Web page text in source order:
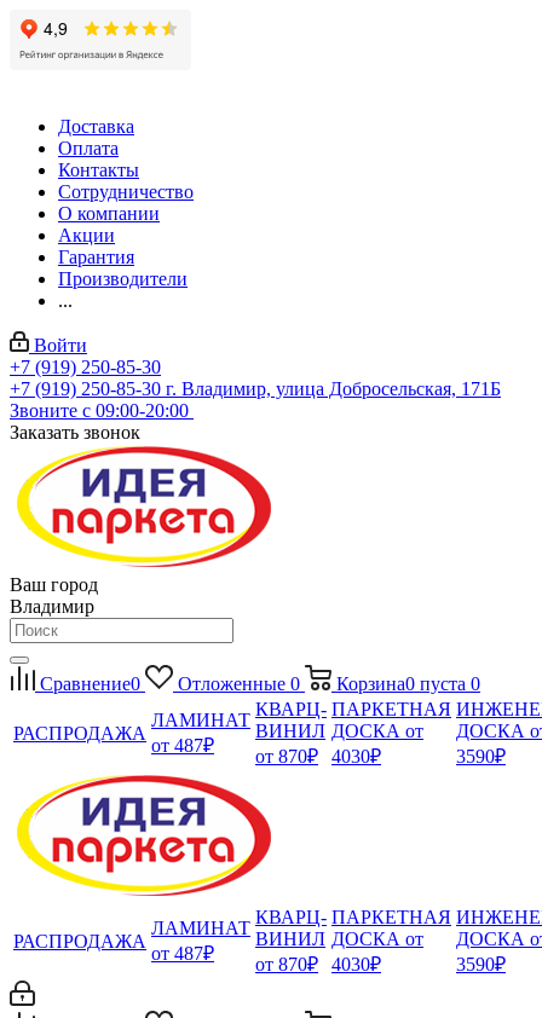
Доставка
Оплата
Контакты
Сотрудничество
О компании
Акции
Гарантия
Производители
...
Войти
+7 (919) 250-85-30
+7 (919) 250-85-30 г. Владимир, улица Добросельская, 171Б
Звоните с 09:00-20:00
Заказать звонок
Ваш город
Владимир
Сравнение0 Отложенные 0 Корзина0 пуста 0
РАСПРОДАЖА
ЛАМИНАТ
от 487₽
КВАРЦ-
ВИНИЛ
от 870₽
ПАРКЕТНАЯ
ДОСКА от
4030₽
ДОСКА
3590₽
РАСПРОДАЖА
ЛАМИНАТ
от 487₽
КВАРЦ-
ВИНИЛ
от 870₽
ПАРКЕТНАЯ
ДОСКА от
4030₽
ДОСКА
3590₽